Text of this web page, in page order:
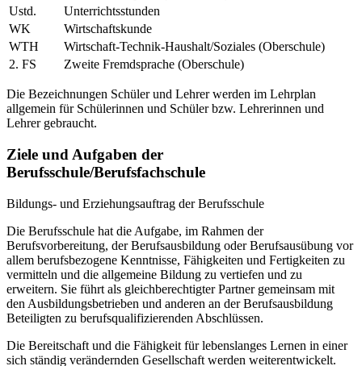
Ustd.
Unterrichtsstunden
WK
Wirtschaftskunde
WTH
Wirtschaft-Technik-Haushalt/Soziales (Oberschule)
2. FS
Zweite Fremdsprache (Oberschule)
Die Bezeichnungen Schüler und Lehrer werden im Lehrplan
allgemein für Schülerinnen und Schüler bzw. Lehrerinnen und
Lehrer gebraucht.
Ziele und Aufgaben der
Berufsschule/Berufsfachschule
Bildungs- und Erziehungsauftrag der Berufsschule
Die Berufsschule hat die Aufgabe, im Rahmen der
Berufsvorbereitung, der Berufsausbildung oder Berufsausübung vor
allem berufsbezogene Kenntnisse, Fähigkeiten und Fertigkeiten zu
vermitteln und die allgemeine Bildung zu vertiefen und zu
erweitern. Sie führt als gleichberechtigter Partner gemeinsam mit
den Ausbildungsbetrieben und anderen an der Berufsausbildung
Beteiligten zu berufsqualifizierenden Abschlüssen.
Die Bereitschaft und die Fähigkeit für lebenslanges Lernen in einer
sich ständig verändernden Gesellschaft werden weiterentwickelt.